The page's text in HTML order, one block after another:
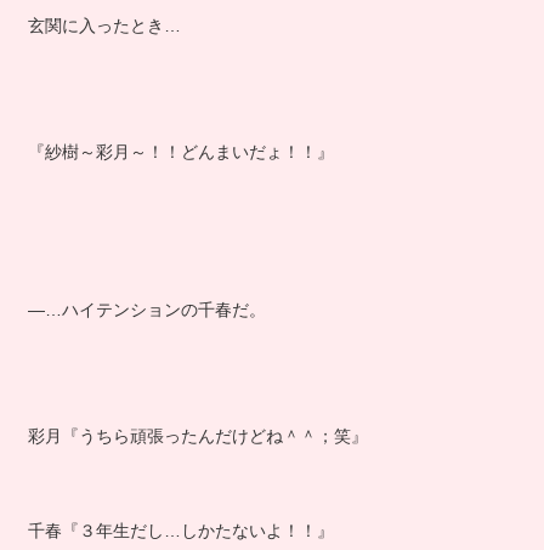
玄関に入ったとき…
『紗樹～彩月～！！どんまいだょ！！』
―…ハイテンションの千春だ。
彩月『うちら頑張ったんだけどね＾＾；笑』
千春『３年生だし…しかたないよ！！』